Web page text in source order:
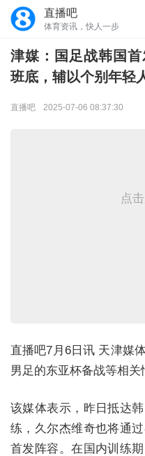
直播吧
体育资讯，快人一步
津媒：国足战韩国
班底，辅以个别年轻
直播吧 2025-07-06 08:37:30
点
直播吧7月6日讯 天津媒
男足的东亚杯备战等相关
该媒体表示，昨日抵达
练，久尔杰维奇也将通
首发阵容。在国内训练